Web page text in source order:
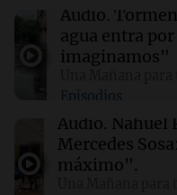
02:03 Tecnología
Airbnb acelera el
gracias a la
búsqueda
01:49 Mundo
El Pentágono
un aumento en
Audio.
agua entra
imaginamos"
Episodios
Audio. Nahuel
Mercedes
máximo".